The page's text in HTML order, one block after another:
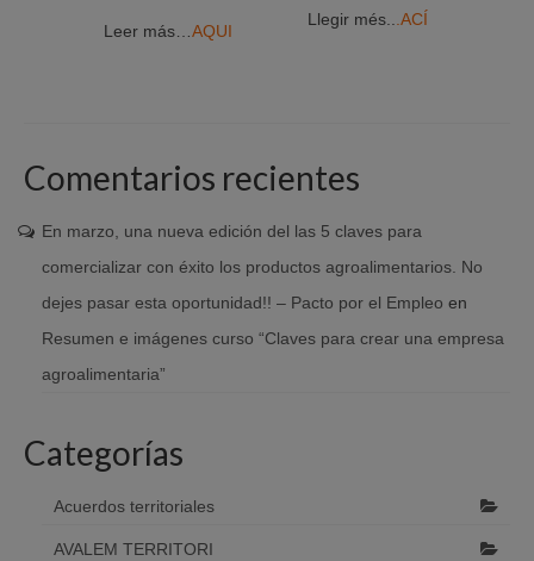
Leer más… AQUI
Llegir més.. .ACÍ
Comentarios recientes
En marzo, una nueva edición del las 5 claves para
comercializar con éxito los productos agroalimentarios. No
dejes pasar esta oportunidad!! – Pacto por el Empleo en
Resumen e imágenes curso “Claves para crear una empresa
agroalimentaria”
Categorías
Acuerdos territoriales
AVALEM TERRITORI